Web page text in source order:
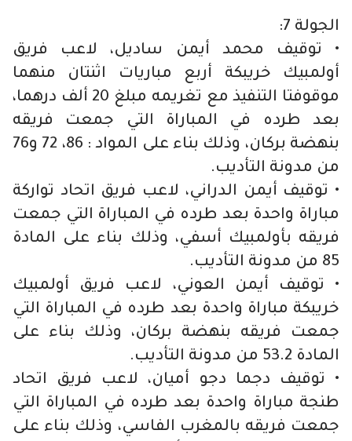
الجولة 7:
• توقيف محمد أيمن ساديل، لاعب فريق
أولمبيك خريبكة أربع مباريات اثنتان منهما
موقوفتا التنفيذ مع تغريمه مبلغ 20 ألف درهما،
بعد طرده في المباراة التي جمعت فريقه
بنهضة بركان، وذلك بناء على المواد : 86، 72 و76
من مدونة التأديب.
• توقيف أيمن الدراني، لاعب فريق اتحاد تواركة
مباراة واحدة بعد طرده في المباراة التي جمعت
فريقه بأولمبيك أسفي، وذلك بناء على المادة
85 من مدونة التأديب.
• توقيف أيمن العوني، لاعب فريق أولمبيك
خريبكة مباراة واحدة بعد طرده في المباراة التي
جمعت فريقه بنهضة بركان، وذلك بناء على
المادة 53.2 من مدونة التأديب.
• توقيف دجما دجو أميان، لاعب فريق اتحاد
طنجة مباراة واحدة بعد طرده في المباراة التي
جمعت فريقه بالمغرب الفاسي، وذلك بناء على